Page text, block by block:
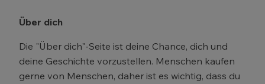
Über dich
Die "Über dich"-Seite ist deine Chance, dich und
deine Geschichte vorzustellen. Menschen kaufen
gerne von Menschen, daher ist es wichtig, dass du